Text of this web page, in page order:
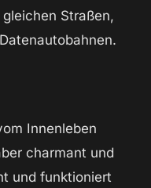
Straßen,
Innenleben
charmant und
und funktioniert